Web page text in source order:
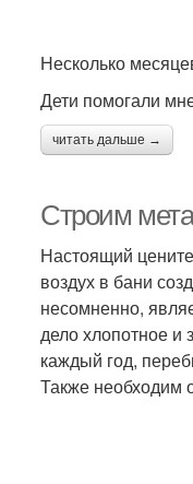
Несколько
Дети помогали
читать дальше →
Строим
Настоящий
воздух в бани
несомненно,
дело хлопотное и
каждый год,
Также необходим